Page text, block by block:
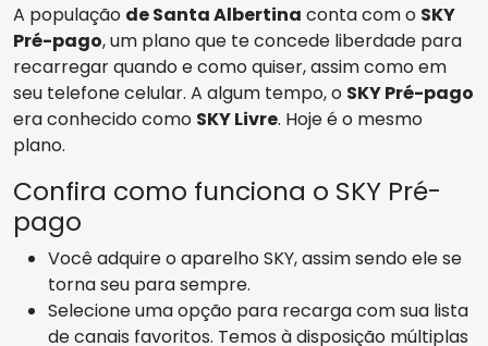
A população de Santa Albertina conta com o SKY
Pré-pago, um plano que te concede liberdade para
recarregar quando e como quiser, assim como em
seu telefone celular. A algum tempo, o SKY Pré-pago
era conhecido como SKY Livre. Hoje é o mesmo
plano.
Confira como funciona o SKY Pré-
pago
Você adquire o aparelho SKY, assim sendo ele se
torna seu para sempre.
Selecione uma opção para recarga com sua lista
de canais favoritos. Temos à disposição múltiplas